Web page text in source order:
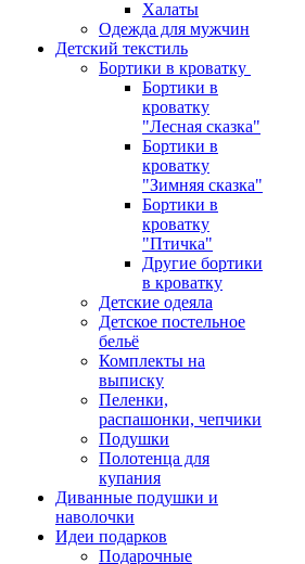
Халаты
Одежда для мужчин
Детский текстиль
Бортики в кроватку
Бортики в
кроватку
"Лесная сказка"
Бортики в
кроватку
"Зимняя сказка"
Бортики в
кроватку
"Птичка"
Другие бортики
в кроватку
Детские одеяла
Детское постельное
бельё
Комплекты на
выписку
Пеленки,
распашонки, чепчики
Подушки
Полотенца для
купания
Диванные подушки и
наволочки
Идеи подарков
Подарочные